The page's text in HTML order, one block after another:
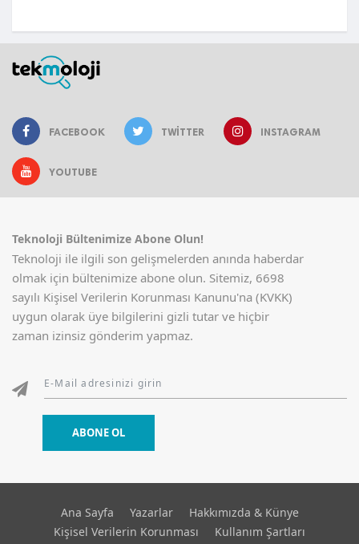
FACEBOOK TWITTER INSTAGRAM
YOUTUBE
Teknoloji Bültenimize Abone Olun!
Teknoloji ile ilgili son gelişmelerden anında haberdar
olmak için bültenimize abone olun. Sitemiz, 6698
sayılı Kişisel Verilerin Korunması Kanunu'na (KVKK)
uygun olarak üye bilgilerini gizli tutar ve hiçbir
zaman izinsiz gönderim yapmaz.
ABONE OL
Ana Sayfa Yazarlar
Hakkımızda & Künye
Kişisel Verilerin Korunması
Kullanım Şartları